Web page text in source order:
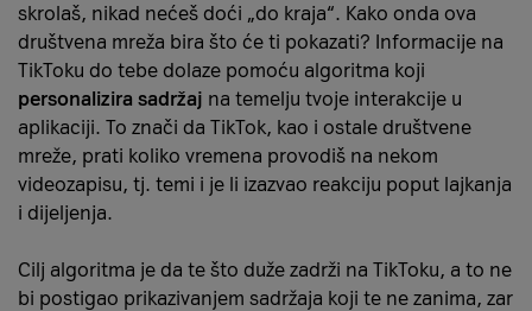
skrolaš, nikad nećeš doći „do kraja“. Kako onda ova
društvena mreža bira što će ti pokazati? Informacije na
TikToku do tebe dolaze pomoću algoritma koji
personalizira sadržaj na temelju tvoje interakcije u
aplikaciji. To znači da TikTok, kao i ostale društvene
mreže, prati koliko vremena provodiš na nekom
videozapisu, tj. temi i je li izazvao reakciju poput lajkanja
i dijeljenja.
Cilj algoritma je da te što duže zadrži na TikToku, a to ne
bi postigao prikazivanjem sadržaja koji te ne zanima, zar